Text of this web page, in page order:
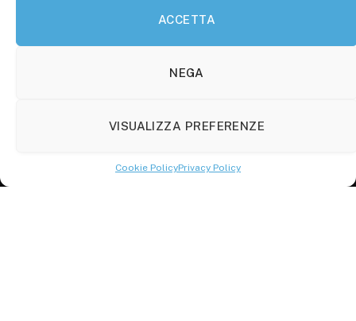
ACCETTA
NEGA
VISUALIZZA PREFERENZE
Cookie PolicyPrivacy Policy